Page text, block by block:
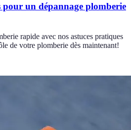
pour un dépannage plomberie
rapide avec nos astuces pratiques
de votre plomberie dès maintenant!